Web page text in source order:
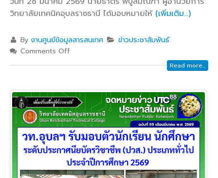
วิทยาลัยเทคนิคอุบลราชธานี ได้มอบหมายให้ (เพิ่มเติม…)
Byงานศูนย์ข้อมูลสารสนเทศ
ข่าวประชาสัมพันธ์
Comments Off
Read more...